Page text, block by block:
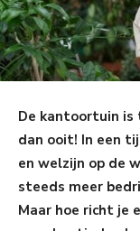
De kantoortuin is
dan ooit! In een
en welzijn op de
steeds meer
Maar hoe richt je